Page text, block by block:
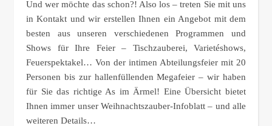
Und wer möchte das schon?! Also los – treten Sie mit uns
in Kontakt und wir erstellen Ihnen ein Angebot mit dem
besten aus unseren verschiedenen Programmen und
Shows für Ihre Feier – Tischzauberei, Varietéshows,
Feuerspektakel… Von der intimen Abteilungsfeier mit 20
Personen bis zur hallenfüllenden Megafeier – wir haben
für Sie das richtige As im Ärmel! Eine Übersicht bietet
Ihnen immer unser Weihnachtszauber-Infoblatt – und alle
weiteren Details…